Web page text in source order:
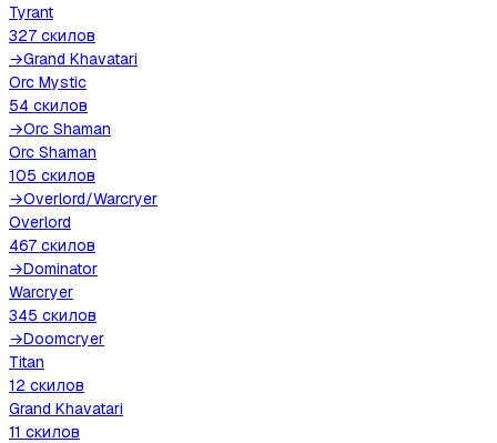
Tyrant
327 скилов
→Grand Khavatari
Orc Mystic
54 скилов
→Orc Shaman
Orc Shaman
105 скилов
→Overlord/Warcryer
Overlord
467 скилов
→Dominator
Warcryer
345 скилов
→Doomcryer
Titan
12 скилов
Grand Khavatari
11 скилов